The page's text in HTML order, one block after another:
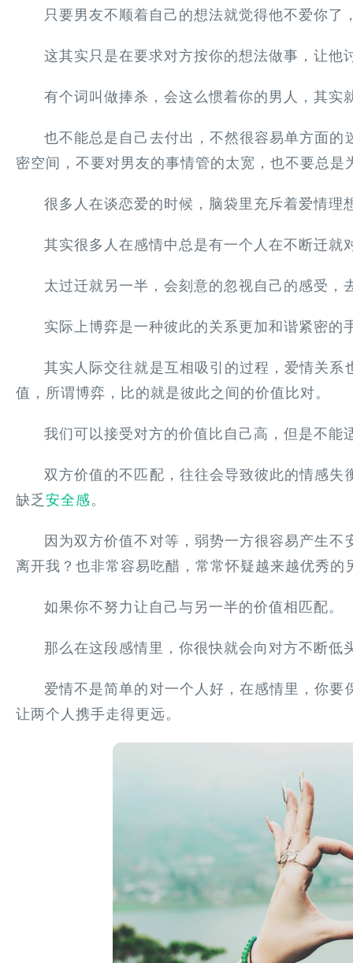
只要男友不顺着自己的想法就觉得他不爱你了
这其实只是在要求对方按你的想法做事，让他
有个词叫做捧杀，会这么惯着你的男人，其实
也不能总是自己去付出，不然很容易单方面
密空间，不要对男友的事情管的太宽，也不要总是
很多人在谈恋爱的时候，脑袋里充斥着爱情理
其实很多人在感情中总是有一个人在不断迁就
太过迁就另一半，会刻意的忽视自己的感受，
实际上博弈是一种彼此的关系更加和谐紧密的
其实人际交往就是互相吸引的过程，爱情关
值，所谓博弈，比的就是彼此之间的价值比对。
我们可以接受对方的价值比自己高，但是不能
双方价值的不匹配，往往会导致彼此的情感
缺乏 安全感。
因为双方价值不对等，弱势一方很容易产生
离开我？也非常容易吃醋，常常怀疑越来越优秀的
如果你不努力让自己与另一半的价值相匹配。
那么在这段感情里，你很快就会向对方不断低
爱情不是简单的对一个人好，在感情里，你
让两个人携手走得更远。